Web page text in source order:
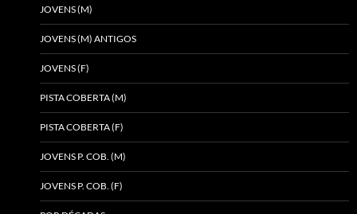
JOVENS (M)
JOVENS (M) ANTIGOS
JOVENS (F)
PISTA COBERTA (M)
PISTA COBERTA (F)
JOVENS P. COB. (M)
JOVENS P. COB. (F)